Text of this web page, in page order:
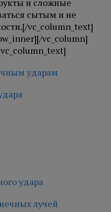
и сложные
сытым и не
vc_column_text]
vc_column]
ударам
удара
лучей